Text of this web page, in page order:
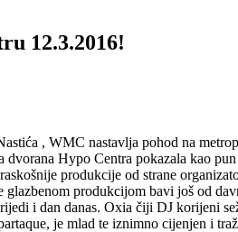
12.3.2016!
, WMC nastavlja pohod na
dvorana Hypo Centra pokazala kao
produkcije od strane
produkcijom bavi još od
i dan danas. Oxia čiji DJ korijeni
je mlad te iznimno cijenjen i